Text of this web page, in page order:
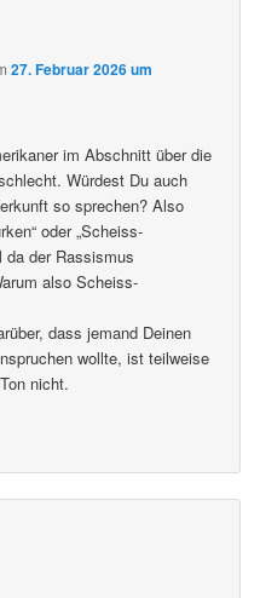
27. Februar 2026 um
im Abschnitt über die
Würdest Du auch
so sprechen? Also
oder „Scheiss-
da der Rassismus
also Scheiss-
dass jemand Deinen
wollte, ist teilweise
nicht.